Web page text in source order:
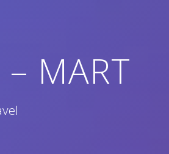
MART